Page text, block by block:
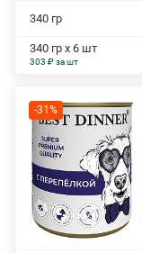
340 гр
340 гр х 6 шт
303 ₽ за шт
-31%